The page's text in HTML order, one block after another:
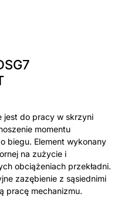
jest do pracy w skrzyni
momentu
biegu. Element wykonany
na zużycie i
obciążeniach przekładni.
zazębienie z sąsiednimi
pracę mechanizmu.